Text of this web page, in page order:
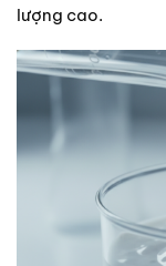
lượng cao.